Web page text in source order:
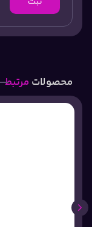
محصولات مرتبط